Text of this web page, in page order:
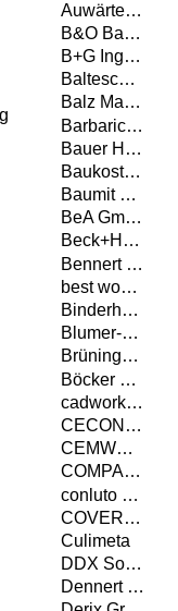
Auwärter - Anhänger und Aufbauten GmbH Co. KG
B&O Bau GmbH
B+G Ingenieure Bollinger und Grohmann GmbH
Balteschwiler AG
Balz Maschinen AG
Barbaric GmbH
Bauer Holzbau GmbH
Baukosteninformationszentrum Deutscher Architektenkammern GmbH
Baumit GmbH
BeA GmbH
Beck+Heun GmbH
Bennert GmbH
best wood SCHNEIDER GmbH
Binderholz GmbH
Blumer-Lehmann AG
Brüninghoff Holz GmbH & Co. KG
Böcker Maschinenwerke GmbH
cadwork informatik AG
CECON Buildings GmbH
CEMWOOD GmbH
COMPACFOAM GmbH
conluto Vielfalt aus Lehm
COVERiT Flachdachabdichtungstechnik GmbH
Culimeta
DDX Software Solutions
Dennert Baustoffwelt GmbH & Co. KG